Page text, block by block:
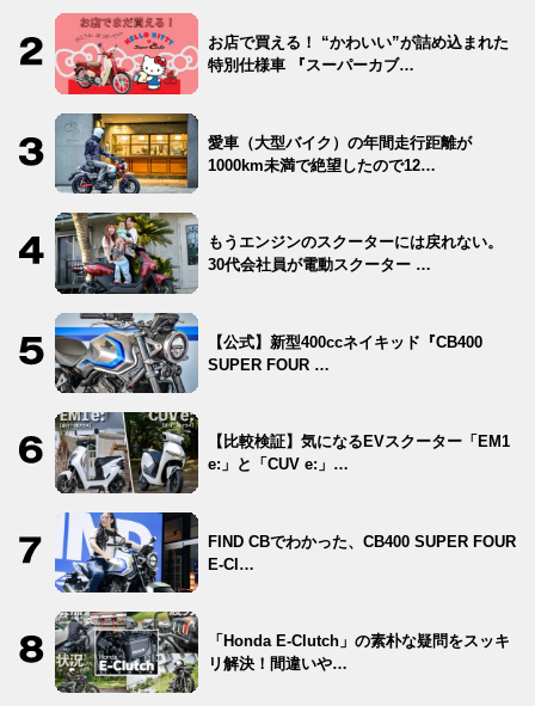
お店で買える！ “かわいい”が詰め込まれた
特別仕様車 『スーパーカブ…
愛車（大型バイク）の年間走行距離が
1000km未満で絶望したので12…
もうエンジンのスクーターには戻れない。
30代会社員が電動スクーター …
【公式】新型400ccネイキッド『CB400
SUPER FOUR …
【比較検証】気になるEVスクーター「EM1
e:」と「CUV e:」…
FIND CBでわかった、CB400 SUPER FOUR
E-Cl…
「Honda E-Clutch」の素朴な疑問をスッキ
リ解決！間違いや…